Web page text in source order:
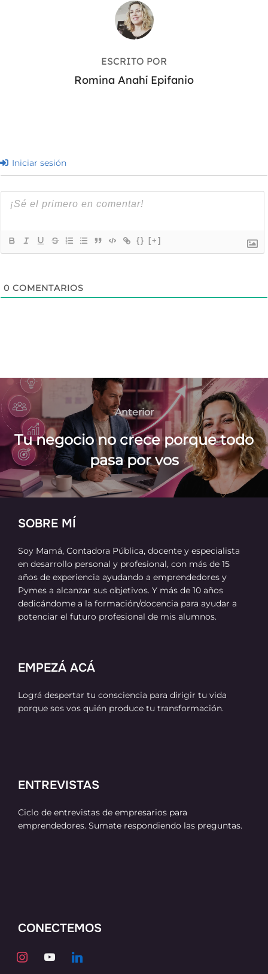
AUTOR DE LA ENTRADA
ESCRITO POR
Romina Anahí Epifanio
Iniciar sesión
{} [+]
0 COMENTARIOS
Navegación
de
entradas
Anterior
Anterior
Tu negocio no crece porque todo
pasa por vos
SOBRE MÍ
Soy Mamá, Contadora Pública, docente y especialista
en desarrollo personal y profesional, con más de 15
años de experiencia ayudando a emprendedores y
Pymes a alcanzar sus objetivos. Y más de 10 años
dedicándome a la formación/docencia para ayudar a
potenciar el futuro profesional de mis alumnos.
EMPEZÁ ACÁ
Lográ despertar tu consciencia para dirigir tu vida
porque sos vos quién produce tu transformación.
ENTREVISTAS
Ciclo de entrevistas de empresarios para
emprendedores. Sumate respondiendo las preguntas.
CONECTEMOS
instagramyoutubelinkedin